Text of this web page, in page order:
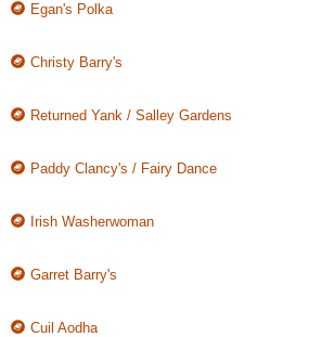
Egan's Polka
Christy Barry's
Returned Yank / Salley Gardens
Paddy Clancy's / Fairy Dance
Irish Washerwoman
Garret Barry's
Cuil Aodha